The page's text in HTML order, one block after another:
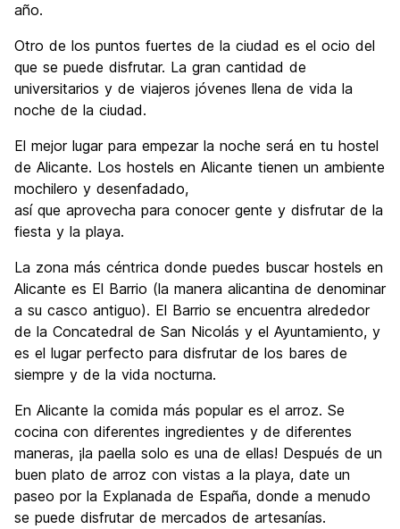
año.
Otro de los puntos fuertes de la ciudad es el ocio del
que se puede disfrutar. La gran cantidad de
universitarios y de viajeros jóvenes llena de vida la
noche de la ciudad.
El mejor lugar para empezar la noche será en tu hostel
de Alicante. Los hostels en Alicante tienen un ambiente
mochilero y desenfadado,
así que aprovecha para conocer gente y disfrutar de la
fiesta y la playa.
La zona más céntrica donde puedes buscar hostels en
Alicante es El Barrio (la manera alicantina de denominar
a su casco antiguo). El Barrio se encuentra alrededor
de la Concatedral de San Nicolás y el Ayuntamiento, y
es el lugar perfecto para disfrutar de los bares de
siempre y de la vida nocturna.
En Alicante la comida más popular es el arroz. Se
cocina con diferentes ingredientes y de diferentes
maneras, ¡la paella solo es una de ellas! Después de un
buen plato de arroz con vistas a la playa, date un
paseo por la Explanada de España, donde a menudo
se puede disfrutar de mercados de artesanías.